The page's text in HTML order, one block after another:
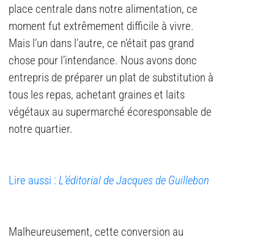
place centrale dans notre alimentation, ce
moment fut extrêmement difficile à vivre.
Mais l’un dans l’autre, ce n’était pas grand
chose pour l’intendance. Nous avons donc
entrepris de préparer un plat de substitution à
tous les repas, achetant graines et laits
végétaux au supermarché écoresponsable de
notre quartier.
Lire aussi : L’éditorial de Jacques de Guillebon
Malheureusement, cette conversion au